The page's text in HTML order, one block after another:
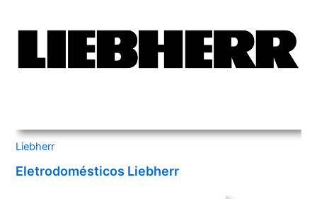
Liebherr
Eletrodomésticos Liebherr